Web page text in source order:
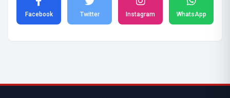
Facebook Twitter Instagram WhatsApp